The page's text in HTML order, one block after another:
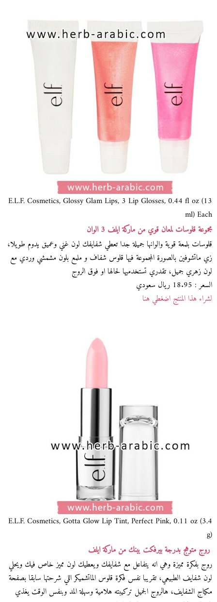
E.L.F. Cosmetics, Glossy Glam Lips, 3 Lip Glosses, 0.44 fl oz (13
ml) Each
مجموعة قلوسات لمعان قوي من ماركة ايلف 3 الوان
قلوسات بلمعة قوية والوانها جميلة جدا تعطي شفايفك لون غني وعميق يدوم طويلا،
زي ماتشوفين بالصورة المجموعة فيها قلوس شفاف و ملمع بلون مشمشي وردي مع
لون زهري جميل، تقدري تستخدميها لحالها او فوق الروج
السعر : 18.95 ريال سعودي
لشراء هذا المنتج اضغطي هنا
E.L.F. Cosmetics, Gotta Glow Lip Tint, Perfect Pink, 0.11 oz (3.4
g)
روج متوهج بدرجة بيرفكت بينك من ماركة ايلف
روج بفكرة مميزة وهي انه يتفاعل مع شفايفك ويعطيك لون مميز خاص فيك ويحلي
لون شفايف الطبيعي، تقريبا نفس فكرة قلوس الماتشميكر اللي شرحتها سابقا بصفحة
مكياج الشفايف، هالروج الجميل تركيبته هلامية وسهلة المد وبنفس الوقت يغذي